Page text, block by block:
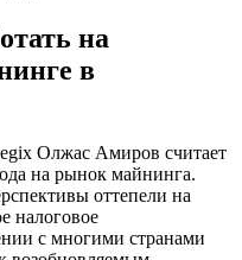
на
в
Олжас Амиров считает
на рынок майнинга.
оттепели на
налоговое
с многими странами